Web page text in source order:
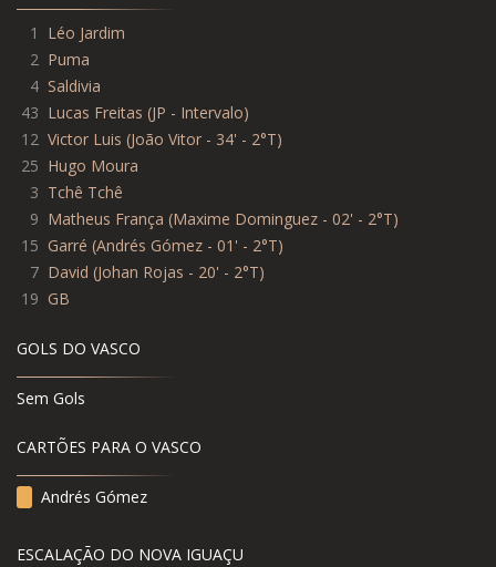
1
Léo Jardim
2 Puma
4 Saldivia
43 Lucas Freitas (JP - Intervalo)
12 Victor Luis (João Vitor - 34' - 2°T)
25 Hugo Moura
3 Tchê Tchê
9 Matheus França (Maxime Dominguez - 02' - 2°T)
15 Garré (Andrés Gómez - 01' - 2°T)
7 David (Johan Rojas - 20' - 2°T)
19 GB
GOLS DO VASCO
Sem Gols
CARTÕES PARA O VASCO
Andrés Gómez
ESCALAÇÃO DO NOVA IGUAÇU